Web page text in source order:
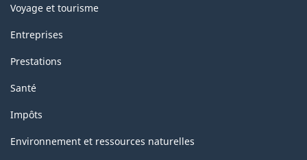
Voyage et tourisme
Entreprises
Prestations
Santé
Impôts
Environnement et ressources naturelles